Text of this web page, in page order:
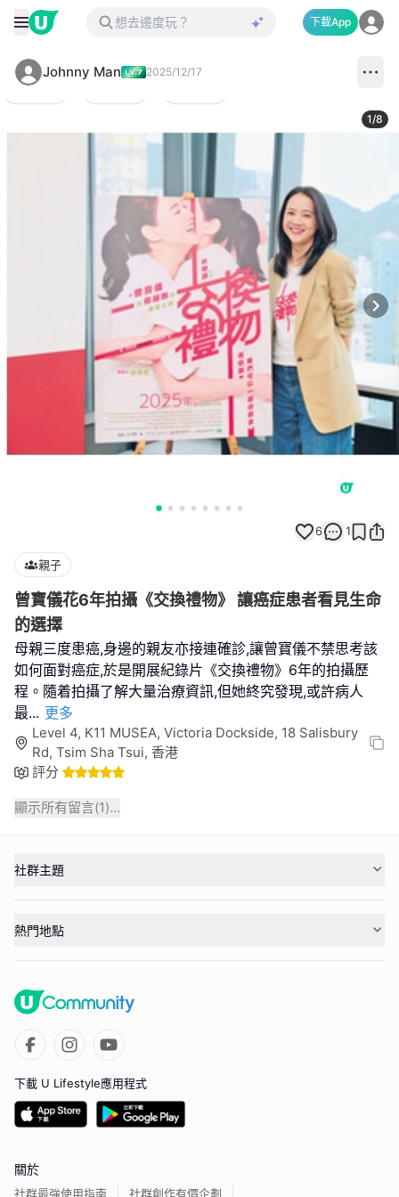
下載App
Johnny Man 2025/12/17
1/8
6 1
親子
曾寶儀花6年拍攝《交換禮物》 讓癌症患者看見生命
的選擇
母親三度患癌,身邊的親友亦接連確診,讓曾寶儀不禁思考該
如何面對癌症,於是開展紀錄片《交換禮物》6年的拍攝歷
程。隨着拍攝了解大量治療資訊,但她終究發現,或許病人
最... 更多
Level 4, K11 MUSEA, Victoria Dockside, 18 Salisbury
Rd, Tsim Sha Tsui, 香港
評分
顯示所有留言(1)...
社群主題
熱門地點
下載 U Lifestyle應用程式
關於
社群最強使用指南 社群創作有價企劃